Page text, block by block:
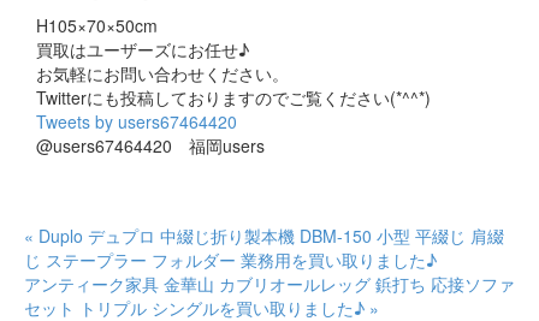
H105×70×50cm
買取はユーザーズにお任せ♪
お気軽にお問い合わせください。
Twitterにも投稿しておりますのでご覧ください(*^^*)
Tweets by users67464420
@users67464420 福岡users
« Duplo デュプロ 中綴じ折り製本機 DBM-150 小型 平綴じ 肩綴
じ ステープラー フォルダー 業務用を買い取りました♪
アンティーク家具 金華山 カブリオールレッグ 鋲打ち 応接ソファ
セット トリプル シングルを買い取りました♪ »